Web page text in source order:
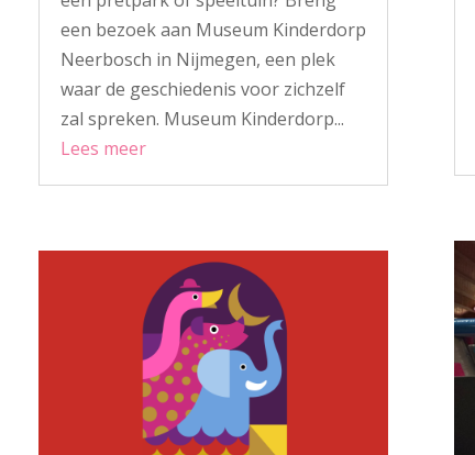
een bezoek aan Museum Kinderdorp
Neerbosch in Nijmegen, een plek
waar de geschiedenis voor zichzelf
zal spreken. Museum Kinderdorp...
Lees meer